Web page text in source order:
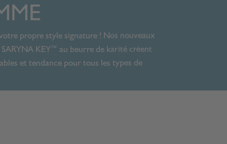
propre style signature ! Nos nouveaux
KEY™ au beurre de karité créent
et tendance pour tous les types de